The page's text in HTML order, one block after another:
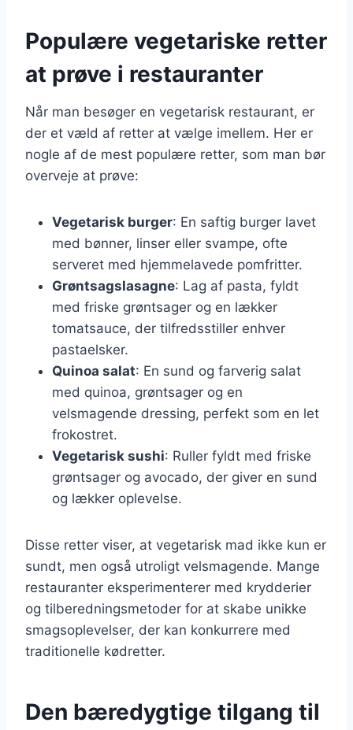
Populære vegetariske retter
at prøve i restauranter
Når man besøger en vegetarisk restaurant, er
der et væld af retter at vælge imellem. Her er
nogle af de mest populære retter, som man bør
overveje at prøve:
Vegetarisk burger: En saftig burger lavet
med bønner, linser eller svampe, ofte
serveret med hjemmelavede pomfritter.
Grøntsagslasagne: Lag af pasta, fyldt
med friske grøntsager og en lækker
tomatsauce, der tilfredsstiller enhver
pastaelsker.
Quinoa salat: En sund og farverig salat
med quinoa, grøntsager og en
velsmagende dressing, perfekt som en let
frokostret.
Vegetarisk sushi: Ruller fyldt med friske
grøntsager og avocado, der giver en sund
og lækker oplevelse.
Disse retter viser, at vegetarisk mad ikke kun er
sundt, men også utroligt velsmagende. Mange
restauranter eksperimenterer med krydderier
og tilberedningsmetoder for at skabe unikke
smagsoplevelser, der kan konkurrere med
traditionelle kødretter.
Den bæredygtige tilgang til